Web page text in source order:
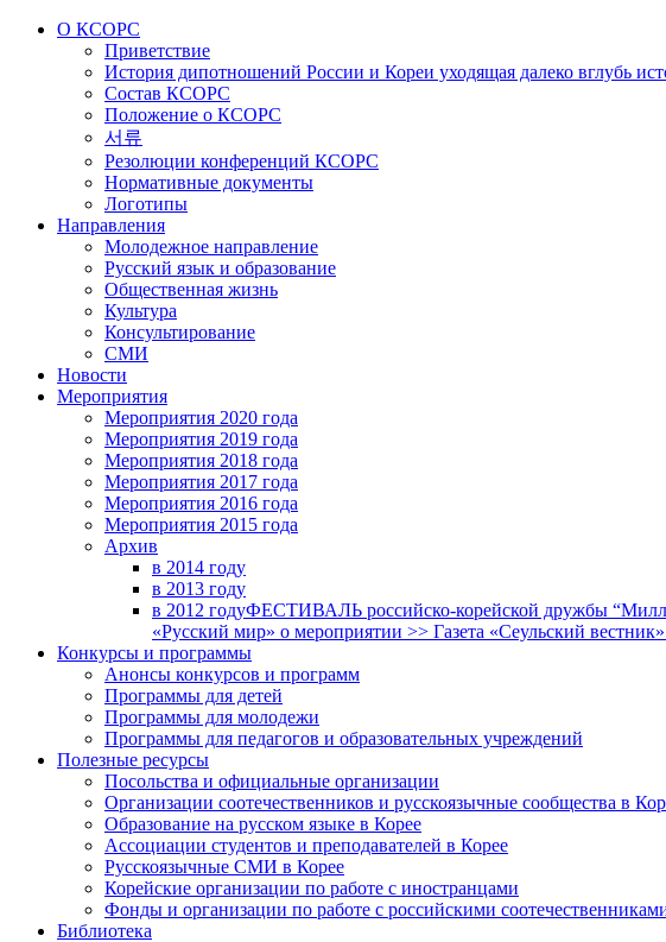
О КСОРС
Приветствие
История дипотношений России и Кореи уходящая далеко вглубь
Состав КСОРС
Положение о КСОРС
서류
Резолюции конференций КСОРС
Нормативные документы
Логотипы
Направления
Молодежное направление
Русский язык и образование
Общественная жизнь
Культура
Консультирование
СМИ
Новости
Мероприятия
Мероприятия 2020 года
Мероприятия 2019 года
Мероприятия 2018 годa
Мероприятия 2017 года
Мероприятия 2016 года
Мероприятия 2015 года
Архив
в 2014 году
в 2013 году
в 2012 годуФЕСТИВАЛЬ российско-корейской дружбы
«Русский мир» о мероприятии >> Газета «Сеульский
Конкурсы и программы
Анонсы конкурсов и программ
Программы для детей
Программы для молодежи
Программы для педагогов и образовательных учреждений
Полезные ресурсы
Посольства и официальные организации
Организации соотечественников и русскоязычные сообщества в
Образование на русском языке в Корее
Ассоциации студентов и преподавателей в Корее
Русскоязычные СМИ в Корее
Корейские организации по работе с иностранцами
Фонды и организации по работе с российскими
Библиотека